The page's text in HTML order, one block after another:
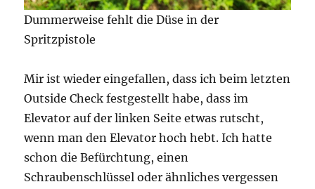
Dummerweise fehlt die Düse in der
Spritzpistole
Mir ist wieder eingefallen, dass ich beim letzten
Outside Check festgestellt habe, dass im
Elevator auf der linken Seite etwas rutscht,
wenn man den Elevator hoch hebt. Ich hatte
schon die Befürchtung, einen
Schraubenschlüssel oder ähnliches vergessen